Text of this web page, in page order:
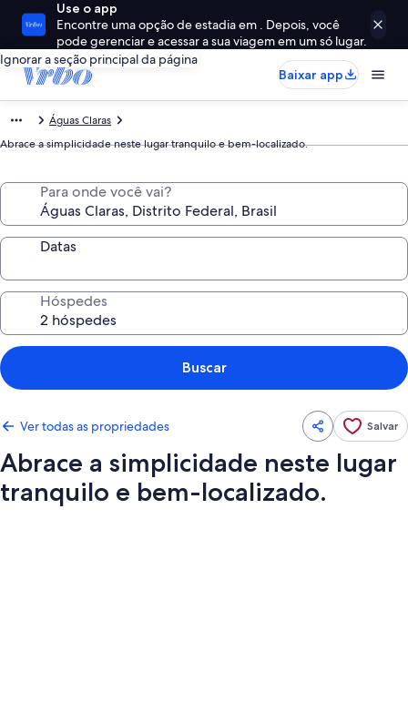
Use o app
Encontre uma opção de estadia em . Depois, você
pode gerenciar e acessar a sua viagem em um só lugar.
Ignorar a seção principal da página
Baixar app
Águas Claras
Abrace a simplicidade neste lugar tranquilo e bem-localizado.
Para onde você vai?
Datas
Hóspedes
Buscar
Ver todas as propriedades Salvar
Abrace a simplicidade neste lugar
tranquilo e bem-localizado.